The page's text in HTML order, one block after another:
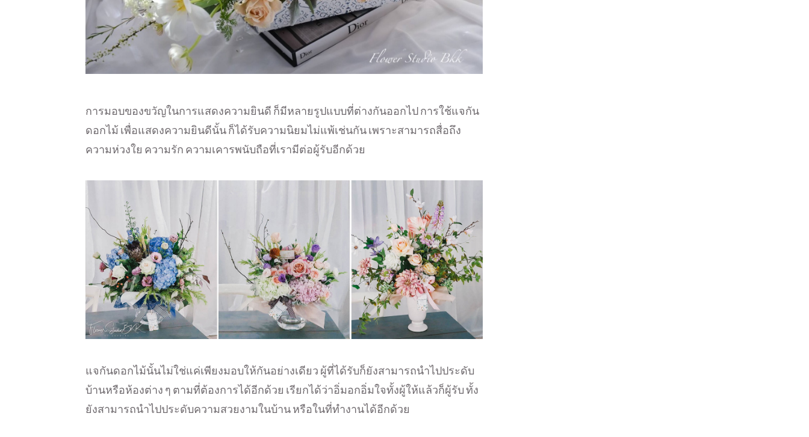
การมอบของขวัญในการแสดงความยินดี ก็มีหลายรูปแบบที่ต่างกันออกไป การใช้แจกัน
ดอกไม้ เพื่อแสดงความยินดีนั้น ก็ได้รับความนิยมไม่แพ้เช่นกัน เพราะสามารถสื่อถึง
ความห่วงใย ความรัก ความเคารพนับถือที่เรามีต่อผู้รับอีกด้วย
แจกันดอกไม้นั้นไม่ใช่แค่เพียงมอบให้กันอย่างเดียว ผู้ที่ได้รับก็ยังสามารถนำไปประดับ
บ้านหรือห้องต่าง ๆ ตามที่ต้องการได้อีกด้วย เรียกได้ว่าอิ่มอกอิ่มใจทั้งผู้ให้แล้วก็ผู้รับ ทั้ง
ยังสามารถนำไปประดับความสวยงามในบ้าน หรือในที่ทำงานได้อีกด้วย